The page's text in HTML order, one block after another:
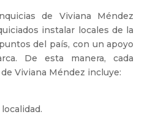
de Viviana Méndez
instalar locales de la
del país, con un apoyo
De esta manera, cada
Viviana Méndez incluye: